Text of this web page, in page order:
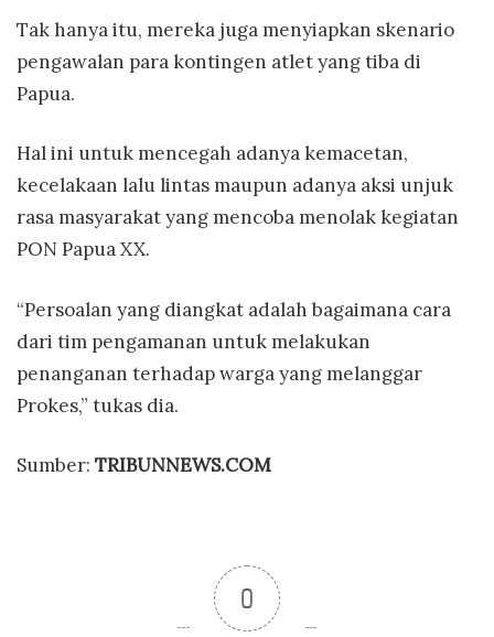
Tak hanya itu, mereka juga menyiapkan skenario
pengawalan para kontingen atlet yang tiba di
Papua.
Hal ini untuk mencegah adanya kemacetan,
kecelakaan lalu lintas maupun adanya aksi unjuk
rasa masyarakat yang mencoba menolak kegiatan
PON Papua XX.
“Persoalan yang diangkat adalah bagaimana cara
dari tim pengamanan untuk melakukan
penanganan terhadap warga yang melanggar
Prokes,” tukas dia.
Sumber: TRIBUNNEWS.COM
0